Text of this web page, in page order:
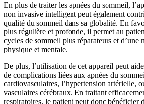
En plus de traiter les apnées du sommeil,
non invasive intelligent peut également
qualité du sommeil dans sa globalité. En
plus régulière et profonde, il permet au
cycles de sommeil plus réparateurs et d’une
physique et mentale.
De plus, l’utilisation de cet appareil peut
de complications liées aux apnées du
cardiovasculaires, l’hypertension artérielle,
vasculaires cérébraux. En traitant
respiratoires, le patient peut donc bénéficier